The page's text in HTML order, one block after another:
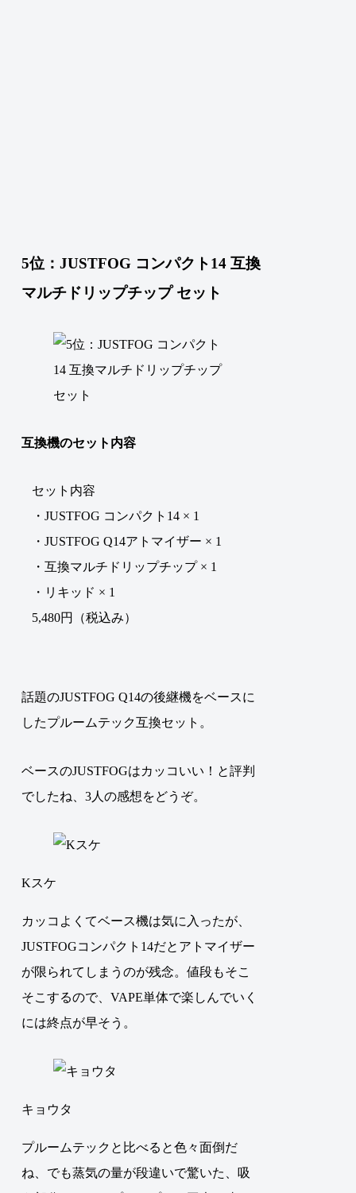
5位：JUSTFOG コンパクト14 互換
マルチドリップチップ セット
互換機のセット内容
セット内容
・JUSTFOG コンパクト14 × 1
・JUSTFOG Q14アトマイザー × 1
・互換マルチドリップチップ × 1
・リキッド × 1
5,480円（税込み）
話題のJUSTFOG Q14の後継機をベースに
したプルームテック互換セット。
ベースのJUSTFOGはカッコいい！と評判
でしたね、3人の感想をどうぞ。
Kスケ
カッコよくてベース機は気に入ったが、
JUSTFOGコンパクト14だとアトマイザー
が限られてしまうのが残念。値段もそこ
そこするので、VAPE単体で楽しんでいく
には終点が早そう。
キョウタ
プルームテックと比べると色々面倒だ
ね、でも蒸気の量が段違いで驚いた、吸